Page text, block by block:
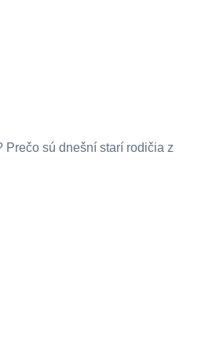
Prečo sú dnešní starí rodičia z